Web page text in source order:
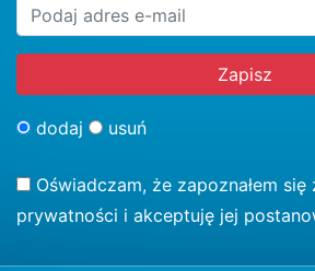
dodaj usuń
Oświadczam, że zapoznałem się
prywatności i akceptuję jej